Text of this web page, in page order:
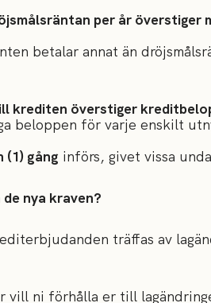
per år överstiger
betalar annat än
krediten överstiger
beloppen för varje enskilt
(1) gång införs, givet vissa
nya kraven?
träffas av
vill ni förhålla er till